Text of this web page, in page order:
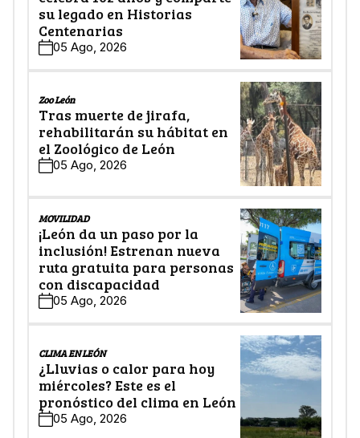
su legado en Historias
Centenarias
05 Ago, 2026
Zoo León
Tras muerte de jirafa,
rehabilitarán su hábitat en
el Zoológico de León
05 Ago, 2026
MOVILIDAD
¡León da un paso por la
inclusión! Estrenan nueva
ruta gratuita para personas
con discapacidad
05 Ago, 2026
CLIMA EN LEÓN
¿Lluvias o calor para hoy
miércoles? Este es el
pronóstico del clima en León
05 Ago, 2026